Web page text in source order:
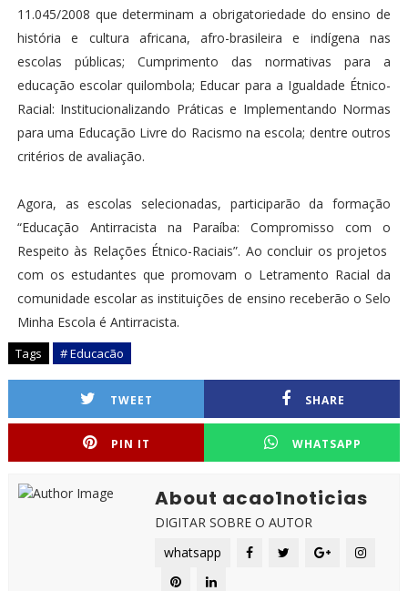
11.045/2008 que determinam a obrigatoriedade do ensino de
história e cultura africana, afro-brasileira e indígena nas
escolas públicas; Cumprimento das normativas para a
educação escolar quilombola; Educar para a Igualdade Étnico-
Racial: Institucionalizando Práticas e Implementando Normas
para uma Educação Livre do Racismo na escola; dentre outros
critérios de avaliação.
Agora, as escolas selecionadas, participarão da formação
“Educação Antirracista na Paraíba: Compromisso com o
Respeito às Relações Étnico-Raciais”. Ao concluir os projetos
com os estudantes que promovam o Letramento Racial da
comunidade escolar as instituições de ensino receberão o Selo
Minha Escola é Antirracista.
Tags # Educacão
TWEET SHARE
PIN IT WHATSAPP
About acao1noticias
DIGITAR SOBRE O AUTOR
whatsapp